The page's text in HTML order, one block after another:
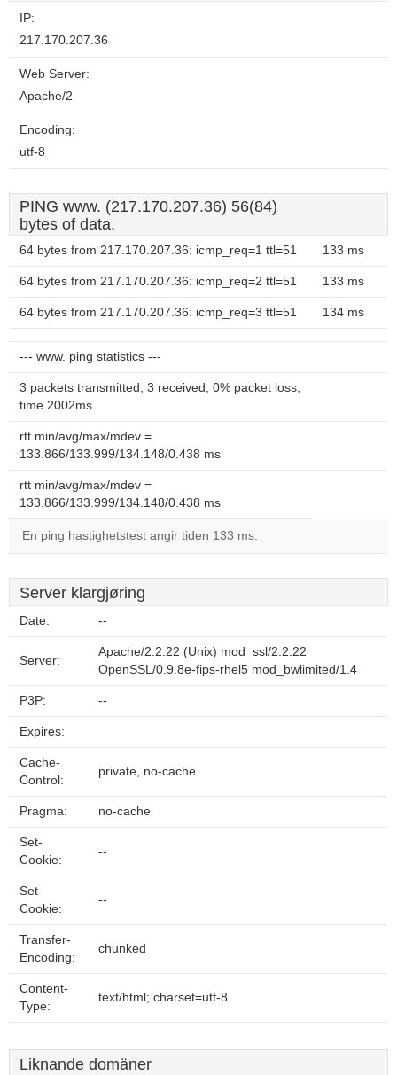
IP:
217.170.207.36
Web Server:
Apache/2
Encoding:
utf-8
PING www. (217.170.207.36) 56(84)
bytes of data.
64 bytes from 217.170.207.36: icmp_req=1 ttl=51 133 ms
64 bytes from 217.170.207.36: icmp_req=2 ttl=51 133 ms
64 bytes from 217.170.207.36: icmp_req=3 ttl=51 134 ms
--- www. ping statistics ---
3 packets transmitted, 3 received, 0% packet loss,
time 2002ms
rtt min/avg/max/mdev =
133.866/133.999/134.148/0.438 ms
rtt min/avg/max/mdev =
133.866/133.999/134.148/0.438 ms
En ping hastighetstest angir tiden 133 ms.
Server klargjøring
Date: --
Server:
Apache/2.2.22 (Unix) mod_ssl/2.2.22
OpenSSL/0.9.8e-fips-rhel5 mod_bwlimited/1.4
P3P: --
Expires:
Cache-
Control:
private, no-cache
Pragma: no-cache
Set-
Cookie:
--
Set-
Cookie:
--
Transfer-
Encoding:
chunked
Content-
Type:
text/html; charset=utf-8
Liknande domäner